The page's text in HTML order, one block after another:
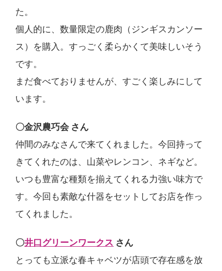
た。
個人的に、数量限定の鹿肉（ジンギスカンソー
ス）を購入。すっごく柔らかくて美味しいそう
です。
まだ食べておりませんが、すごく楽しみにして
います。
〇金沢農巧会 さん
仲間のみなさんで来てくれました。今回持って
きてくれたのは、山菜やレンコン、ネギなど。
いつも豊富な種類を揃えてくれる力強い味方で
す。今回も素敵な什器をセットしてお店を作っ
てくれました。
〇井口グリーンワークス さん
とっても立派な春キャベツが店頭で存在感を放